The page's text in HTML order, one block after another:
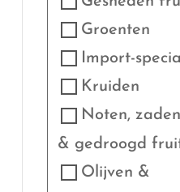
Groenten
Import-
Kruiden
Noten, zaden
& gedroogd
Olijven &